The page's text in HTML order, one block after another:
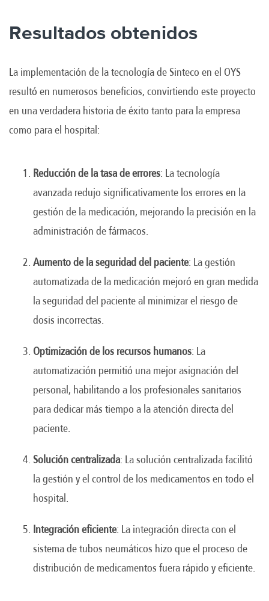
Resultados obtenidos
La implementación de la tecnología de Sinteco en el OYS
resultó en numerosos beneficios, convirtiendo este proyecto
en una verdadera historia de éxito tanto para la empresa
como para el hospital:
Reducción de la tasa de errores: La tecnología
avanzada redujo significativamente los errores en la
gestión de la medicación, mejorando la precisión en la
administración de fármacos.
Aumento de la seguridad del paciente: La gestión
automatizada de la medicación mejoró en gran medida
la seguridad del paciente al minimizar el riesgo de
dosis incorrectas.
Optimización de los recursos humanos: La
automatización permitió una mejor asignación del
personal, habilitando a los profesionales sanitarios
para dedicar más tiempo a la atención directa del
paciente.
Solución centralizada: La solución centralizada facilitó
la gestión y el control de los medicamentos en todo el
hospital.
Integración eficiente: La integración directa con el
sistema de tubos neumáticos hizo que el proceso de
distribución de medicamentos fuera rápido y eficiente.